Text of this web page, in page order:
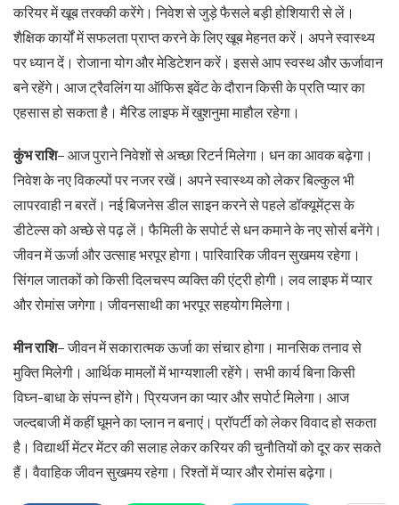
करियर में खूब तरक्की करेंगे। निवेश से जुड़े फैसले बड़ी होशियारी से लें।
शैक्षिक कार्यों में सफलता प्राप्त करने के लिए खूब मेहनत करें। अपने स्वास्थ्य
पर ध्यान दें। रोजाना योग और मेडिटेशन करें। इससे आप स्वस्थ और ऊर्जावान
बने रहेंगे। आज ट्रैवलिंग या ऑफिस इवेंट के दौरान किसी के प्रति प्यार का
एहसास हो सकता है। मैरिड लाइफ में खुशनुमा माहौल रहेगा।
कुंभ राशि– आज पुराने निवेशों से अच्छा रिटर्न मिलेगा। धन का आवक बढ़ेगा।
निवेश के नए विकल्पों पर नजर रखें। अपने स्वास्थ्य को लेकर बिल्कुल भी
लापरवाही न बरतें। नई बिजनेस डील साइन करने से पहले डॉक्यूमेंट्स के
डीटेल्स को अच्छे से पढ़ लें। फैमिली के सपोर्ट से धन कमाने के नए सोर्स बनेंगे।
जीवन में ऊर्जा और उत्साह भरपूर होगा। पारिवारिक जीवन सुखमय रहेगा।
सिंगल जातकों को किसी दिलचस्प व्यक्ति की एंट्री होगी। लव लाइफ में प्यार
और रोमांस जगेगा। जीवनसाथी का भरपूर सहयोग मिलेगा।
मीन राशि– जीवन में सकारात्मक ऊर्जा का संचार होगा। मानसिक तनाव से
मुक्ति मिलेगी। आर्थिक मामलों में भाग्यशाली रहेंगे। सभी कार्य बिना किसी
विघ्न-बाधा के संपन्न होंगे। प्रियजन का प्यार और सपोर्ट मिलेगा। आज
जल्दबाजी में कहीं घूमने का प्लान न बनाएं। प्रॉपर्टी को लेकर विवाद हो सकता
है। विद्यार्थी मेंटर मेंटर की सलाह लेकर करियर की चुनौतियों को दूर कर सकते
हैं। वैवाहिक जीवन सुखमय रहेगा। रिश्तों में प्यार और रोमांस बढ़ेगा।